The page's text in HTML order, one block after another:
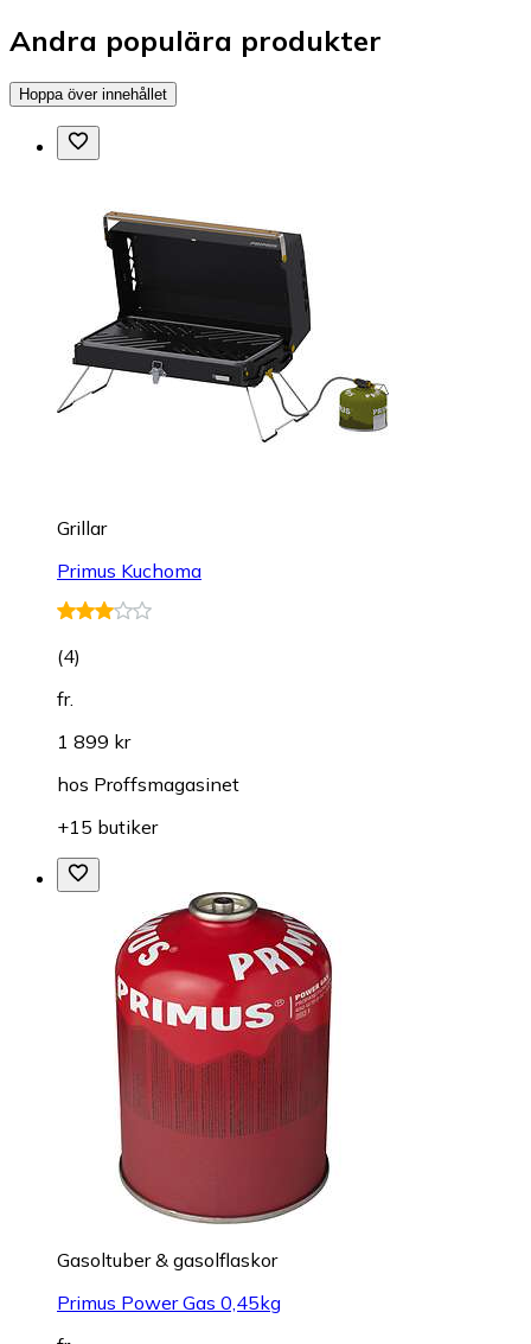
Andra populära produkter
Hoppa över innehållet
Grillar
Primus Kuchoma
(4)
fr.
1 899 kr
hos Proffsmagasinet
+15 butiker
Gasoltuber & gasolflaskor
Primus Power Gas 0,45kg